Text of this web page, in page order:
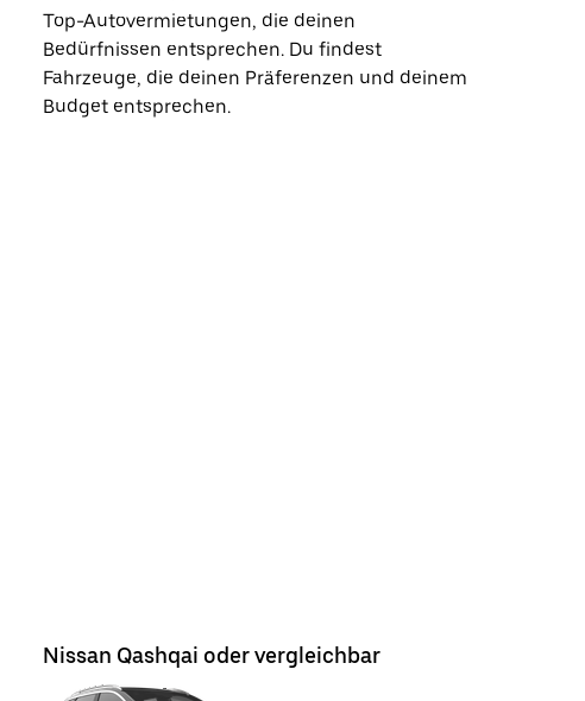
Top-Autovermietungen, die deinen
Bedürfnissen entsprechen. Du findest
Fahrzeuge, die deinen Präferenzen und deinem
Budget entsprechen.
Nissan Qashqai oder vergleichbar